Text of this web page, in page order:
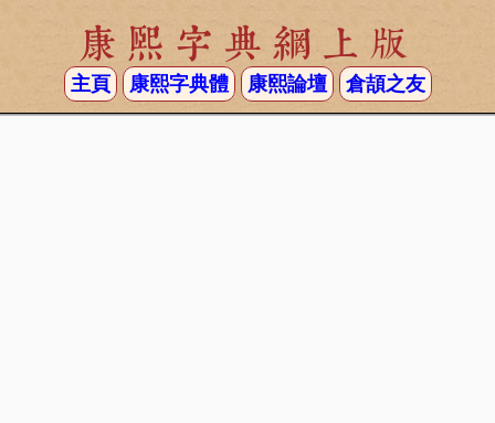
康熙字典網上版
主頁 康熙字典體 康熙論壇 倉頡之友